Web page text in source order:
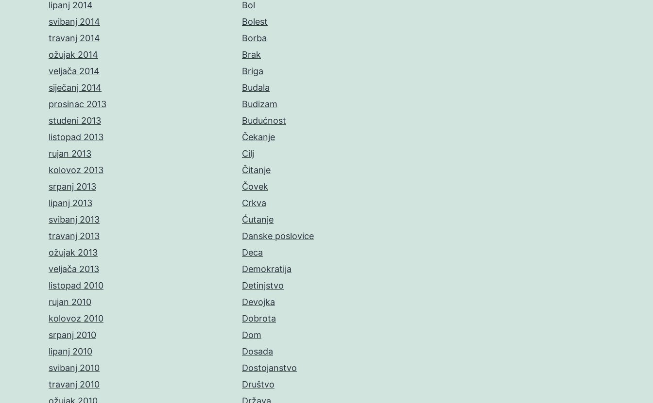
lipanj 2014
svibanj 2014
travanj 2014
ožujak 2014
veljača 2014
siječanj 2014
prosinac 2013
studeni 2013
listopad 2013
rujan 2013
kolovoz 2013
srpanj 2013
lipanj 2013
svibanj 2013
travanj 2013
ožujak 2013
veljača 2013
listopad 2010
rujan 2010
kolovoz 2010
srpanj 2010
lipanj 2010
svibanj 2010
travanj 2010
ožujak 2010
Bol
Bolest
Borba
Brak
Briga
Budala
Budizam
Budućnost
Čekanje
Cilj
Čitanje
Čovek
Crkva
Ćutanje
Danske poslovice
Deca
Demokratija
Detinjstvo
Devojka
Dobrota
Dom
Dosada
Dostojanstvo
Društvo
Država